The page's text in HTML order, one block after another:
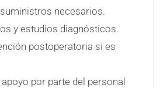
necesarios.
y estudios diagnósticos.
postoperatoria si es
por parte del personal